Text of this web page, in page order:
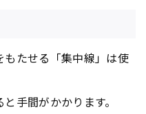
たせる「集中線」は使
手間がかかります。